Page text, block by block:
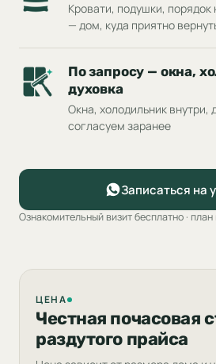
Кровати, подушки, порядок
— дом, куда приятно
По запросу — окна,
духовка
Окна, холодильник внутри,
согласуем заранее
Записаться на
Ознакомительный визит бесплатно ·
ЦЕНА
Честная почасовая
раздутого прайса